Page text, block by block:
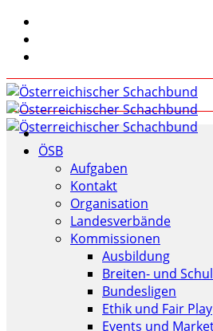
ÖSB
Aufgaben
Kontakt
Organisation
Landesverbände
Kommissionen
Ausbildung
Breiten- und
Bundesligen
Ethik und Fair Play
Events und